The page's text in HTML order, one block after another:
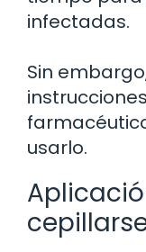
infectadas.
Sin
usarlo.